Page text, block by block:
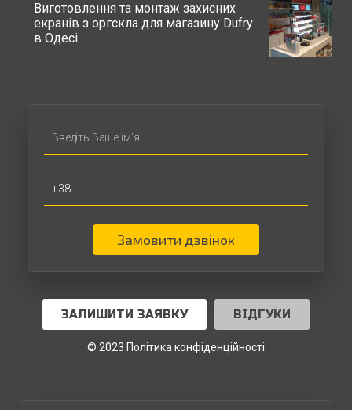
Виготовлення та монтаж захисних
екранів з оргскла для магазину Dufry
в Одесі
Замовити дзвінок
ЗАЛИШИТИ ЗАЯВКУ ВІДГУКИ
© 2023 Політика конфіденційності